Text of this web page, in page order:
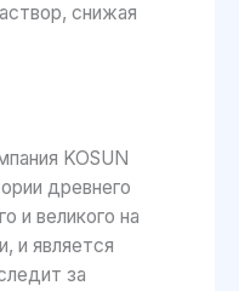
снижая
KOSUN
древнего
и великого на
и является
за